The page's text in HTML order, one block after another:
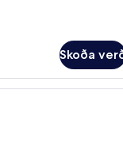
Skoða
öryggishólf í